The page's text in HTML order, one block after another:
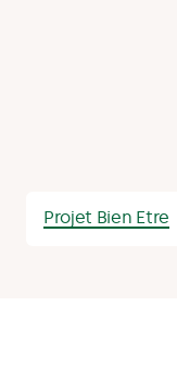
Projet Bien Etre